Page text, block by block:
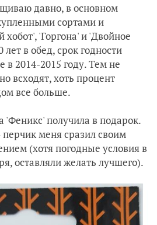
давно, в основном
сортами и
'Горгона' и 'Двойное
в обед, срок годности
в 2014-2015 году. Тем не
всходят, хоть процент
все больше.
'Феникс' получила в подарок.
меня сразил своим
(хотя погодные условия в
оставляли желать лучшего).